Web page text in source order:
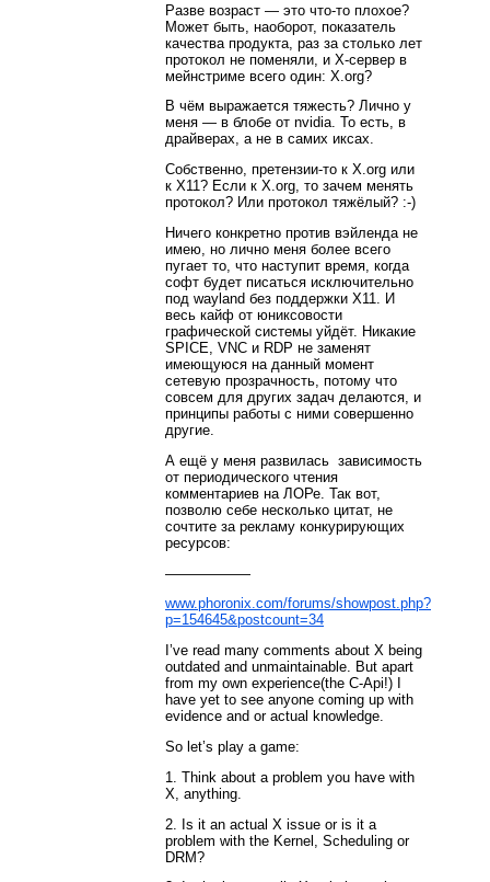
Разве возраст — это что-то плохое?
Может быть, наоборот, показатель
качества продукта, раз за столько лет
протокол не поменяли, и X-сервер в
мейнстриме всего один: X.org?
В чём выражается тяжесть? Лично у
меня — в блобе от nvidia. То есть, в
драйверах, а не в самих иксах.
Собственно, претензии-то к X.org или
к X11? Если к X.org, то зачем менять
протокол? Или протокол тяжёлый? :-)
Ничего конкретно против вэйленда не
имею, но лично меня более всего
пугает то, что наступит время, когда
софт будет писаться исключительно
под wayland без поддержки X11. И
весь кайф от юниксовости
графической системы уйдёт. Никакие
SPICE, VNC и RDP не заменят
имеющуюся на данный момент
сетевую прозрачность, потому что
совсем для других задач делаются, и
принципы работы с ними совершенно
другие.
А ещё у меня развилась зависимость
от периодического чтения
комментариев на ЛОРе. Так вот,
позволю себе несколько цитат, не
сочтите за рекламу конкурирующих
ресурсов:
——————
www.phoronix.com/forums/showpost.php?
p=154645&postcount=34
I’ve read many comments about X being
outdated and unmaintainable. But apart
from my own experience(the C-Api!) I
have yet to see anyone coming up with
evidence and or actual knowledge.
So let’s play a game:
1. Think about a problem you have with
X, anything.
2. Is it an actual X issue or is it a
problem with the Kernel, Scheduling or
DRM?